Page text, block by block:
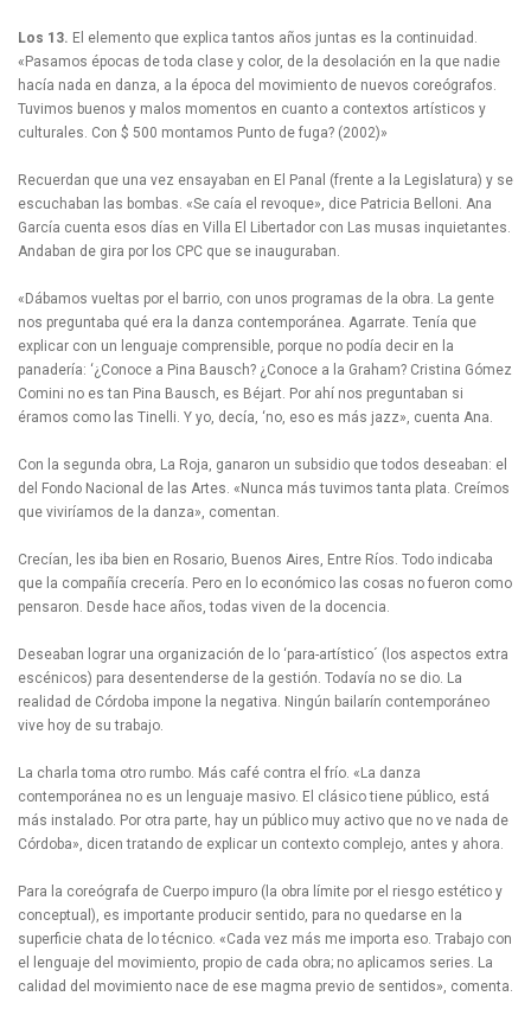
Los 13. El elemento que explica tantos años juntas es la continuidad.
«Pasamos épocas de toda clase y color, de la desolación en la que nadie
hacía nada en danza, a la época del movimiento de nuevos coreógrafos.
Tuvimos buenos y malos momentos en cuanto a contextos artísticos y
culturales. Con $ 500 montamos Punto de fuga? (2002)»
Recuerdan que una vez ensayaban en El Panal (frente a la Legislatura) y se
escuchaban las bombas. «Se caía el revoque», dice Patricia Belloni. Ana
García cuenta esos días en Villa El Libertador con Las musas inquietantes.
Andaban de gira por los CPC que se inauguraban.
«Dábamos vueltas por el barrio, con unos programas de la obra. La gente
nos preguntaba qué era la danza contemporánea. Agarrate. Tenía que
explicar con un lenguaje comprensible, porque no podía decir en la
panadería: ‘¿Conoce a Pina Bausch? ¿Conoce a la Graham? Cristina Gómez
Comini no es tan Pina Bausch, es Béjart. Por ahí nos preguntaban si
éramos como las Tinelli. Y yo, decía, ‘no, eso es más jazz», cuenta Ana.
Con la segunda obra, La Roja, ganaron un subsidio que todos deseaban: el
del Fondo Nacional de las Artes. «Nunca más tuvimos tanta plata. Creímos
que viviríamos de la danza», comentan.
Crecían, les iba bien en Rosario, Buenos Aires, Entre Ríos. Todo indicaba
que la compañía crecería. Pero en lo económico las cosas no fueron como
pensaron. Desde hace años, todas viven de la docencia.
Deseaban lograr una organización de lo ‘para-artístico´ (los aspectos extra
escénicos) para desentenderse de la gestión. Todavía no se dio. La
realidad de Córdoba impone la negativa. Ningún bailarín contemporáneo
vive hoy de su trabajo.
La charla toma otro rumbo. Más café contra el frío. «La danza
contemporánea no es un lenguaje masivo. El clásico tiene público, está
más instalado. Por otra parte, hay un público muy activo que no ve nada de
Córdoba», dicen tratando de explicar un contexto complejo, antes y ahora.
Para la coreógrafa de Cuerpo impuro (la obra límite por el riesgo estético y
conceptual), es importante producir sentido, para no quedarse en la
superficie chata de lo técnico. «Cada vez más me importa eso. Trabajo con
el lenguaje del movimiento, propio de cada obra; no aplicamos series. La
calidad del movimiento nace de ese magma previo de sentidos», comenta.